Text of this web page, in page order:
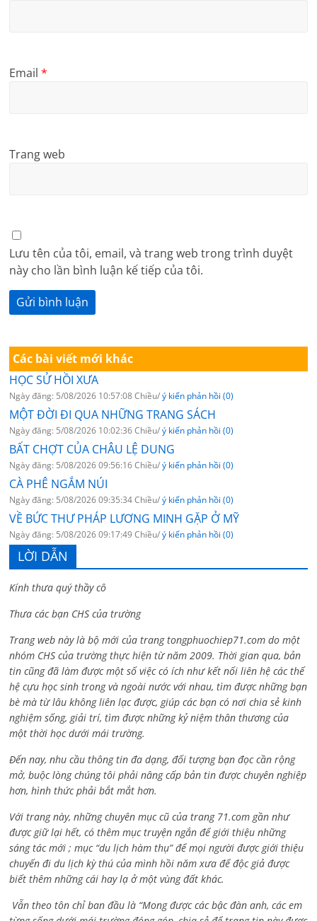
Email*
Trang web
Lưu tên của tôi, email, và trang web trong trình duyệt
này cho lần bình luận kế tiếp của tôi.
Các bài viết mới khác
HỌC SỬ HỒI XƯA
Ngày đăng: 5/08/2026 10:57:08 Chiều/ý kiến phản hồi (0)
MỘT ĐỜI ĐI QUA NHỮNG TRANG SÁCH
Ngày đăng: 5/08/2026 10:02:36 Chiều/ý kiến phản hồi (0)
BẤT CHỢT CỦA CHÂU LỆ DUNG
Ngày đăng: 5/08/2026 09:56:16 Chiều/ý kiến phản hồi (0)
CÀ PHÊ NGẮM NÚI
Ngày đăng: 5/08/2026 09:35:34 Chiều/ý kiến phản hồi (0)
VỀ BỨC THƯ PHÁP LƯƠNG MINH GẶP Ở MỸ
Ngày đăng: 5/08/2026 09:17:49 Chiều/ý kiến phản hồi (0)
LỜI DẪN
Kính thưa quý thầy cô
Thưa các bạn CHS của trường
Trang web này là bộ mới của trang tongphuochiep71.com do một
nhóm CHS của trường thực hiện từ năm 2009. Thời gian qua, bản
tin cũng đã làm được một số việc có ích như kết nối liên hệ các thế
hệ cựu học sinh trong và ngoài nước với nhau, tìm được những bạn
bè mà từ lâu không liên lạc được, giúp các bạn có nơi chia sẻ kinh
nghiệm sống, giải trí, tìm được những kỷ niệm thân thương của
một thời học dưới mái trường.
Đến nay, nhu cầu thông tin đa dạng, đối tượng bạn đọc cần rộng
mở, buộc lòng chúng tôi phải nâng cấp bản tin được chuyên nghiệp
hơn, hình thức phải bắt mắt hơn.
Với trang này, những chuyên mục cũ của trang 71.com gần như
được giữ lại hết, có thêm mục truyện ngắn để giới thiệu những
sáng tác mới ; mục “du lịch hàm thụ” để mọi người được giới thiệu
chuyến đi du lịch kỳ thú của mình hồi năm xưa để độc giả được
biết thêm những cái hay lạ ở một vùng đất khác.
Vẫn theo tôn chỉ ban đầu là “Mong được các bậc đàn anh, các em